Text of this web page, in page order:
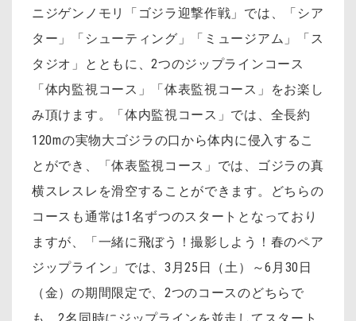
ニジゲンノモリ「ゴジラ迎撃作戦」では、「シア
ター」「シューティング」「ミュージアム」「ス
タジオ」とともに、2つのジップラインコース
「体内監視コース」「体表監視コース」をお楽し
み頂けます。「体内監視コース」では、全長約
120mの実物大ゴジラの口から体内に侵入するこ
とができ、「体表監視コース」では、ゴジラの真
横スレスレを滑空することができます。どちらの
コースも通常は1名ずつのスタートとなっており
ますが、「一緒に飛ぼう！撮影しよう！春のペア
ジップライン」では、3月25日（土）～6月30日
（金）の期間限定で、2つのコースのどちらで